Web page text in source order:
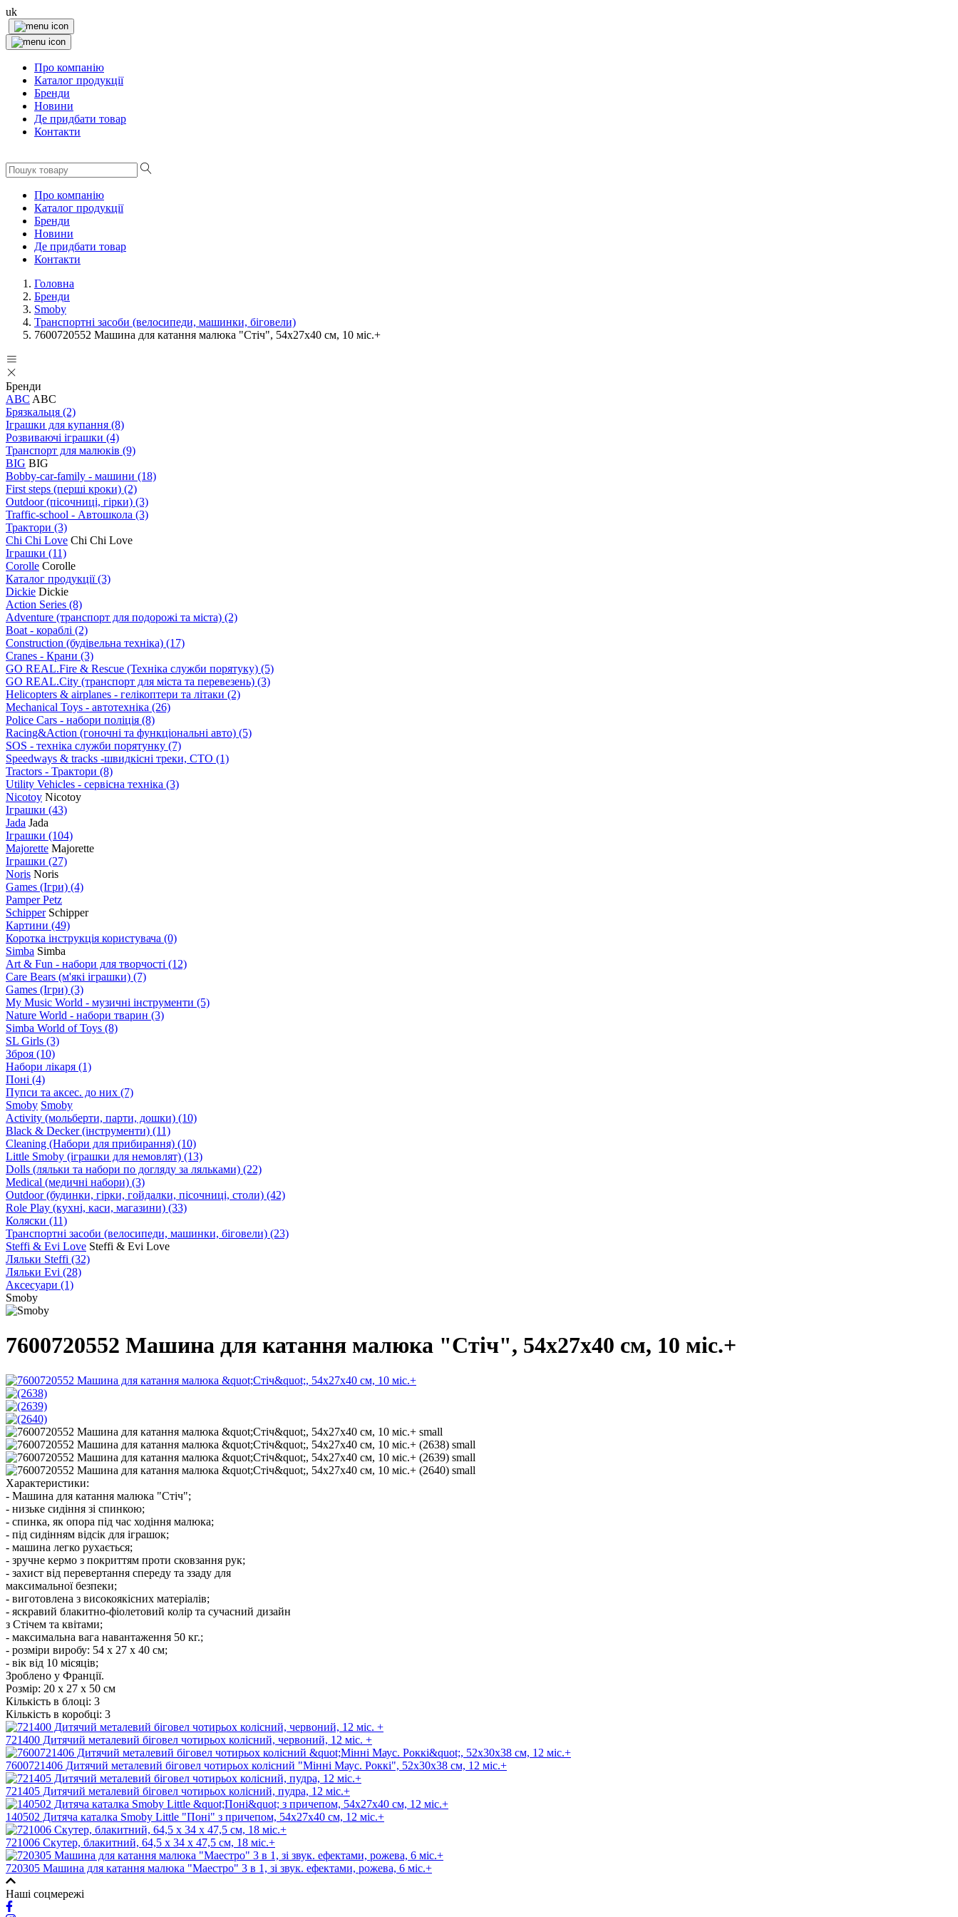
uk
Про компанію
Каталог продукції
Бренди
Новини
Де придбати товар
Контакти
Про компанію
Каталог продукції
Бренди
Новини
Де придбати товар
Контакти
Головна
Бренди
Smoby
Транспортні засоби (велосипеди, машинки, біговели)
7600720552 Машина для катання малюка "Стіч", 54х27х40 см, 10 мic.+
Бренди
ABC ABC
Брязкальця (2)
Іграшки для купання (8)
Розвиваючі іграшки (4)
Транспорт для малюків (9)
BIG BIG
Bobby-car-family - машини (18)
First steps (перші кроки) (2)
Outdoor (пісочниці, гірки) (3)
Traffic-school - Автошкола (3)
Трактори (3)
Chi Chi Love Chi Chi Love
Іграшки (11)
Corolle Corolle
Каталог продукції(3)
Dickie Dickie
Action Series (8)
Adventure (транспорт для подорожі та міста) (2)
Boat - кораблі (2)
Construction (будівельна техніка) (17)
Cranes - Крани (3)
GO REAL.Fire & Rescue (Техніка служби порятуку) (5)
GO REAL.City (транспорт для міста та перевезень) (3)
Helicopters & airplanes - гелікоптери та літаки (2)
Mechanical Toys - автотехніка (26)
Police Cars - набори поліція (8)
Racing&Action (гоночні та функціональні авто) (5)
SOS - техніка служби порятунку (7)
Speedways & tracks -швидкісні треки, СТО (1)
Tractors - Трактори (8)
Utility Vehicles - сервісна техніка (3)
Nicotoy Nicotoy
Іграшки (43)
Jada Jada
Іграшки (104)
Majorette Majorette
Іграшки (27)
Noris Noris
Games (Ігри) (4)
Pamper Petz
Schipper Schipper
Картини (49)
Коротка інструкція користувача (0)
Simba Simba
Art & Fun - набори для творчості (12)
Care Bears (м'які іграшки) (7)
Games (Ігри) (3)
My Music World - музичні інструменти (5)
Nature World - набори тварин (3)
Simba World of Toys (8)
SL Girls (3)
Зброя (10)
Набори лікаря (1)
Поні (4)
Пупси та аксес. до них (7)
Smoby Smoby
Аctivity (мольберти, парти, дошки) (10)
Black & Decker (інструменти) (11)
Cleaning (Набори для прибирання) (10)
Little Smoby (іграшки для немовлят) (13)
Dolls (ляльки та набори по догляду за ляльками) (22)
Medical (медичні набори) (3)
Outdoor (будинки, гірки, гойдалки, пісочниці, столи) (42)
Role Play (кухні, каси, магазини) (33)
Коляски (11)
Транспортні засоби (велосипеди, машинки, біговели) (23)
Steffi & Evi Love Steffi & Evi Love
Ляльки Steffi (32)
Ляльки Evi (28)
Аксесуари (1)
Smoby
7600720552 Машина для катання малюка "Стіч", 54х27х40 см, 10 мic.+
Характеристики:
- Машина для катання малюка "Стіч";
- низьке сидіння зі спинкою;
- спинка, як опора під час ходіння малюка;
- під сидінням відсік для іграшок;
- машина легко рухається;
- зручне кермо з покриттям проти сковзання рук;
- захист від перевертання спереду та ззаду для
максимальної безпеки;
- виготовлена з високоякісних матеріалів;
- яскравий блакитно-фіолетовий колір та сучасний дизайн
з Стічем та квітами;
- максимальна вага навантаження 50 кг.;
- розміри виробу: 54 х 27 х 40 см;
- вік від 10 місяців;
Зроблено у Франції.
Розмір: 20 х 27 х 50 см
Кількість в блоці: 3
Кількість в коробці: 3
721400 Дитячий металевий біговел чотирьох колісний, червоний, 12 міс. +
7600721406 Дитячий металевий біговел чотирьох колісний "Мінні Маус. Роккі", 52х30х38 см, 12 міс.+
721405 Дитячий металевий біговел чотирьох колісний, пудра, 12 міс.+
140502 Дитяча каталка Smoby Little "Поні" з причепом, 54х27х40 см, 12 міс.+
721006 Скутер, блакитний, 64,5 x 34 x 47,5 см, 18 міс.+
720305 Машина для катання малюка "Маестро" 3 в 1, зі звук. ефектами, рожева, 6 міс.+
Наші соцмережі